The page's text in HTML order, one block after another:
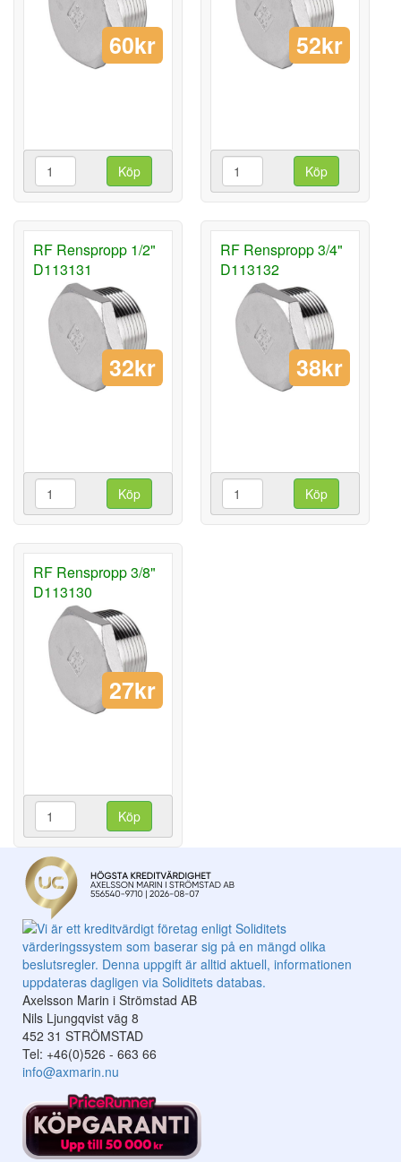
60kr
Köp
52kr
Köp
RF Renspropp 1/2"
D113131
32kr
Köp
RF Renspropp 3/4"
D113132
38kr
Köp
RF Renspropp 3/8"
D113130
27kr
Köp
Axelsson Marin i Strömstad AB
Nils Ljungqvist väg 8
452 31 STRÖMSTAD
Tel: +46(0)526 - 663 66
info@axmarin.nu